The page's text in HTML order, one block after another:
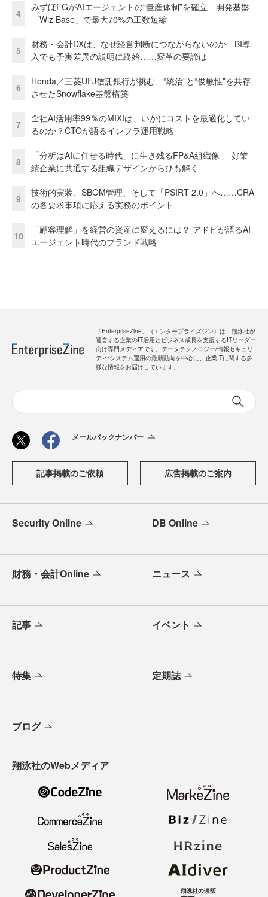
4
みずほFGがAIエージェントの“量産体制”を確立 開発基盤
「Wiz Base」で最大70%の工数短縮
5
財務・会計DXは、なぜ経営判断につながらないのか BI導
入でも予実差異の説明に終始……変革の要諦は
6
Honda／三菱UFJ信託銀行が挑む、“統治”と“俊敏性”を共存
させたSnowflake基盤構築
7
全社AI活用率99％のMIXIは、いかにコストを最適化してい
るのか？CTOが語るインフラ運用戦略
8
「分析はAIに任せる時代」に生き残るFP&A組織像──好業
績企業に共通する組織デザインからひも解く
9
技術的実装、SBOM管理、そして「PSIRT 2.0」へ……CRA
の各要求事項に応える実務のポイント
10
「顧客理解」を経営の資産に変えるには？ アドビが語るAI
エージェント時代のブランド戦略
「EnterpriseZine」（エンタープライズジン）は、翔泳社が
運営する企業のIT活用とビジネス成長を支援するITリーダー
向け専門メディアです。データテクノロジー/情報セキュリ
ティ/システム運用の最新動向を中心に、企業ITに関する多
様な情報をお届けしています。
メールバックナンバー
記事掲載のご依頼 広告掲載のご案内
Security Online DB Online
財務・会計Online ニュース
記事 イベント
特集 定期誌
ブログ
翔泳社のWebメディア